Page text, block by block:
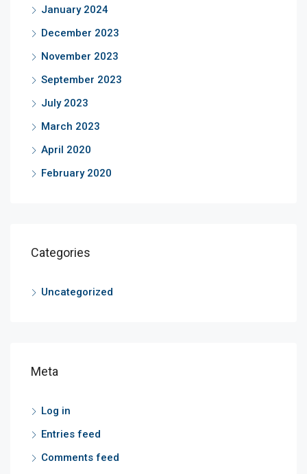
January 2024
December 2023
November 2023
September 2023
July 2023
March 2023
April 2020
February 2020
Categories
Uncategorized
Meta
Log in
Entries feed
Comments feed